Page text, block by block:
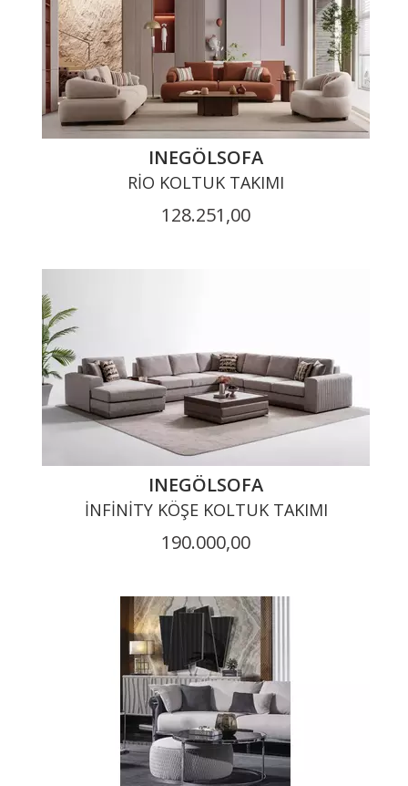
INEGÖLSOFA
RIO KOLTUK TAKIMI
128.251,00
INEGÖLSOFA
İNFINITY KÖŞE KOLTUK TAKIMI
190.000,00